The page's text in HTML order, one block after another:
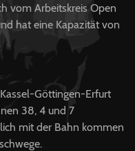
vom Arbeitskreis Open
hat eine Kapazität von
Göttingen-Erfurt
38, 4 und 7
mit der Bahn kommen